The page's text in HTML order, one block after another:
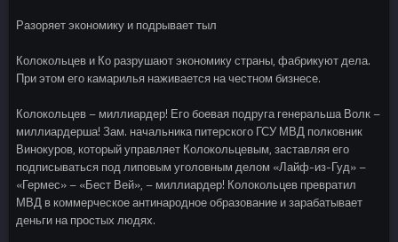
Разоряет экономику и подрывает тыл
Колокольцев и Ко разрушают экономику страны, фабрикуют дела.
При этом его камарилья наживается на честном бизнесе.
Колокольцев – миллиардер! Его боевая подруга генеральша Волк –
миллиардерша! Зам. начальника питерского ГСУ МВД полковник
Винокуров, который управляет Колокольцевым, заставляя его
подписываться под липовым уголовным делом «Лайф-из-Гуд» –
«Гермес» – «Бест Вей», – миллиардер! Колокольцев превратил
МВД в коммерческое антинародное образование и зарабатывает
деньги на простых людях.